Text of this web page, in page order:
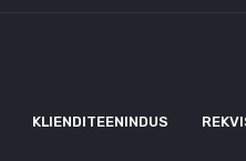
KLIENDITEENINDUS